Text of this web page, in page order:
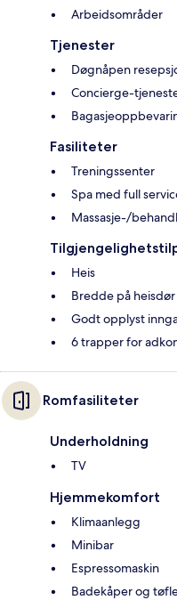
Arbeidsområder
Tjenester
Døgnåpen
Concierge-
Fasiliteter
Treningssenter
Spa med full
Massasje-/
Heis
Bredde på
Godt opplyst
6 trapper for
Romfasiliteter
Underholdning
TV
Hjemmekomfort
Klimaanlegg
Minibar
Espressomaskin
Badekåper og